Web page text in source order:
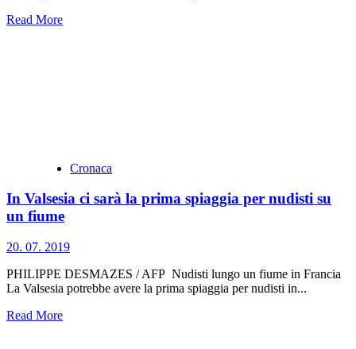
Read More
Cronaca
In Valsesia ci sarà la prima spiaggia per nudisti su
un fiume
20. 07. 2019
PHILIPPE DESMAZES / AFP Nudisti lungo un fiume in Francia
La Valsesia potrebbe avere la prima spiaggia per nudisti in...
Read More